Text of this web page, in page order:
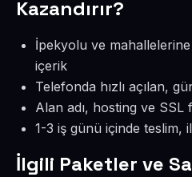
Kazandırır?
İpekyolu ve mahallelerine
içerik
Telefonda hızlı açılan,
Alan adı, hosting ve SSL
1-3 iş günü içinde teslim,
İlgili Paketler ve